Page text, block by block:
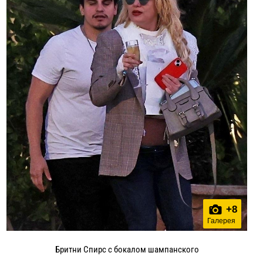
+8
Галерея
Бритни Спирс с бокалом шампанского